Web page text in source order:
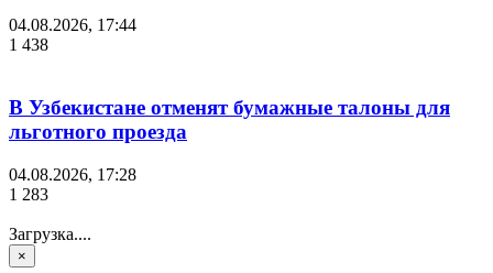
04.08.2026, 17:44
1 438
В Узбекистане отменят бумажные талоны для
льготного проезда
04.08.2026, 17:28
1 283
Загрузка....
×